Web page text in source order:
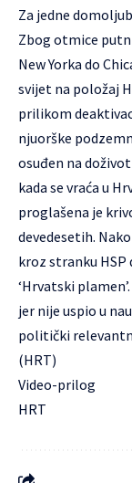
Za jedne
Zbog otmice
New Yorka do
svijet na položaj
prilikom
njuorške
osuđen na
kada se vraća u
proglašena je
devedesetih.
kroz stranku HSP
‘Hrvatski
jer nije uspio u
politički
(HRT)
Video-prilog
HRT